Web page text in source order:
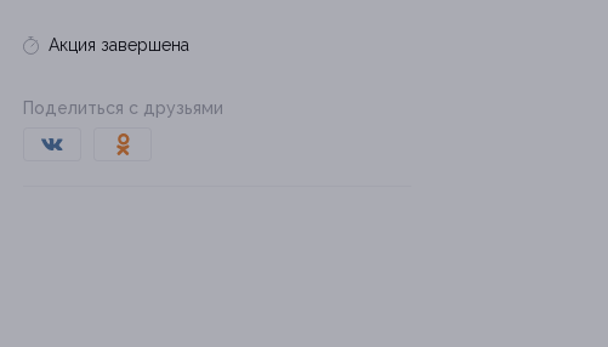
Акция завершена
Поделиться с друзьями